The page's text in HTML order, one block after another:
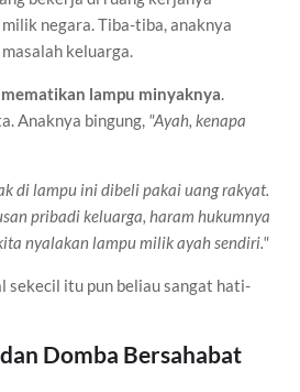
negara. Tiba-tiba, anaknya
keluarga.
mematikan lampu minyaknya.
Anaknya bingung, "Ayah, kenapa
di lampu ini dibeli pakai uang rakyat.
pribadi keluarga, haram hukumnya
nyalakan lampu milik ayah sendiri."
sekecil itu pun beliau sangat hati-
Domba Bersahabat